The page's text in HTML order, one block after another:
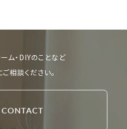
ーム・DIYのことなど
相談ください。
CONTACT